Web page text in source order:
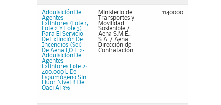
Adquisición De
Agentes
Extintores (Lote 1,
Lote 2 Y Lote 3)
Para El Servicio
De Extinción De
Incendios (Sei)
De Aena LOTE 2:
Adquisición De
Agentes
Extintores Lote 2:
400.000 L De
Espumógeno Sin
Flúor Nivel B De
Oaci Al 3%
Ministerio de
Transportes y
Movilidad
Sostenible /
Aena S.M.E.,
S.A. / Aena.
Dirección de
Contratación
1140000